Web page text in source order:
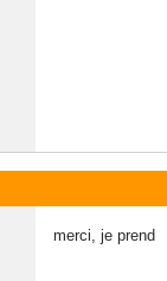
merci, je prend